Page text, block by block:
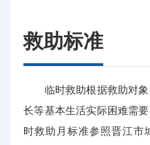
救助标准
临时救助根据救助对
长等基本生活实际困难需
时救助月标准参照晋江市